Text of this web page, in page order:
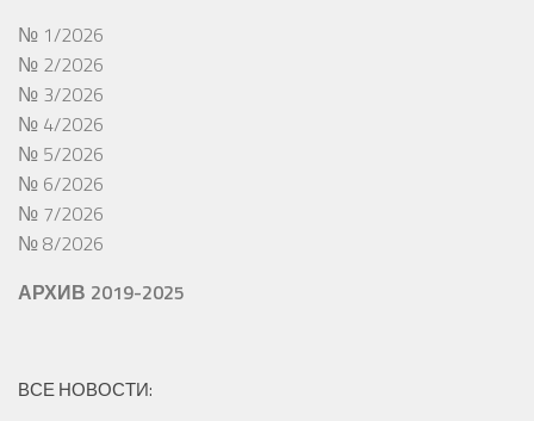
№ 1/2026
№ 2/2026
№ 3/2026
№ 4/2026
№ 5/2026
№ 6/2026
№ 7/2026
№ 8/2026
АРХИВ 2019-2025
ВСЕ НОВОСТИ: